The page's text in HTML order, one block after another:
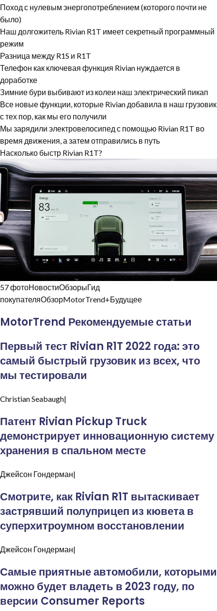
Поход с нулевым энергопотреблением (которого почти не
было)
Наш долгожитель Rivian R1T имеет секретный программный
режим
Разница между R1S и R1T
Телефон как ключевая функция Rivian нуждается в
доработке
Зимние бури выбивают из колеи наш электрический пикап
Все новые функции, которые Rivian добавила в наш грузовик
с тех пор, как мы его получили
Мы зарядили электровелосипед с помощью Rivian R1T во
время движения, а затем отправились в путь
Насколько быстр Rivian R1T?
57 фотоНовостиОбзорыГид
покупателяОбзорMotorTrend+Будущее
MotorTrend Рекомендуемые статьи
Первый тест Rivian R1T 2022 года: это
самый быстрый грузовик из всех, что
мы тестировали
ChristianSeabaugh|
Патент Rivian Pickup Truck
демонстрирует инновационную систему
хранения в спальном месте
Джейсон Гондерман|
Смотрите, как Rivian R1T вытаскивает
застрявший полуприцеп из кювета в
суперхитроумном восстановлении
Джейсон Гондерман|
Самые приятные автомобили, которыми
можно будет владеть в 2023 году, по
версии Consumer Reports